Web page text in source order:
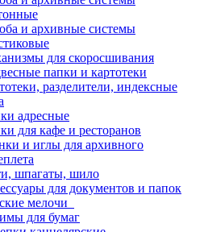
и архивные системы
для скоросшивания
папки и картотеки
разделители, индексные
адресные
для кафе и ресторанов
и иглы для архивного
шпагаты, шило
для документов и папок
мелочи
для бумаг